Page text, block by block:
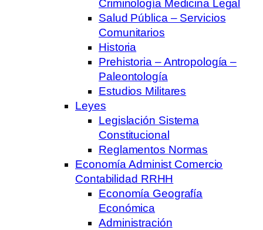
Criminología Medicina Legal
Salud Pública – Servicios
Comunitarios
Historia
Prehistoria – Antropología –
Paleontología
Estudios Militares
Leyes
Legislación Sistema
Constitucional
Reglamentos Normas
Economía Administ Comercio
Contabilidad RRHH
Economía Geografía
Económica
Administración